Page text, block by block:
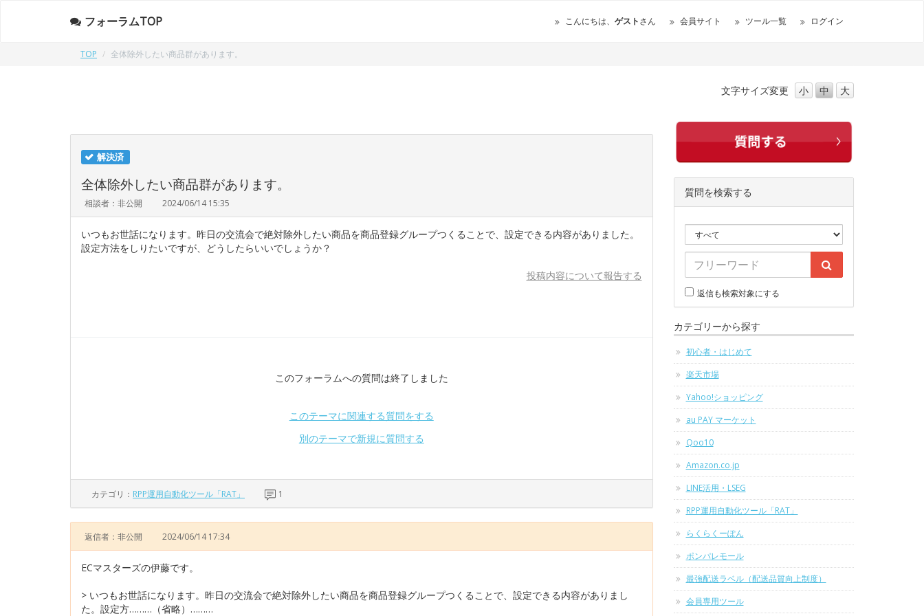
フォーラムTOP こんにちは、 ゲストさん 会員サイト ツール一覧 ログイン
TOP 全体除外したい商品群があります。
文字サイズ変更 小 中 大
解決済
全体除外したい商品群があります。
相談者：非公開 2024/06/14 15:35
いつもお世話になります。昨日の交流会で絶対除外したい商品を商品登録グループつくることで、設定できる内容がありました。
設定方法をしりたいですが、どうしたらいいでしょうか？
投稿内容について報告する
このフォーラムへの質問は終了しました
このテーマに関連する質問をする
別のテーマで新規に質問する
カテゴリ： RPP運用自動化ツール「RAT」 1
返信者：非公開 2024/06/14 17:34
ECマスターズの伊藤です。
> いつもお世話になります。昨日の交流会で絶対除外したい商品を商品登録グループつくることで、設定できる内容がありまし
た。設定方………（省略）………
質問を検索する
返信も検索対象にする
カテゴリーから探す
初心者・はじめて
楽天市場
Yahoo!ショッピング
au PAY マーケット
Qoo10
Amazon.co.jp
LINE活用・LSEG
RPP運用自動化ツール「RAT」
らくらくーぽん
ポンパレモール
最強配送ラベル（配送品質向上制度）
会員専用ツール